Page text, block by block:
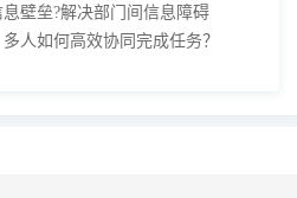
壁垒?解决部门间信息障碍
人如何高效协同完成任务？